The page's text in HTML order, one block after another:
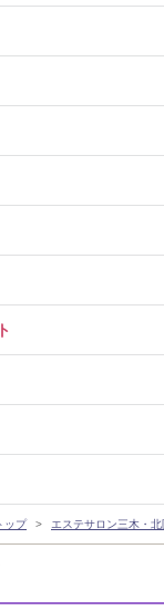
ップ エステサロン三木・